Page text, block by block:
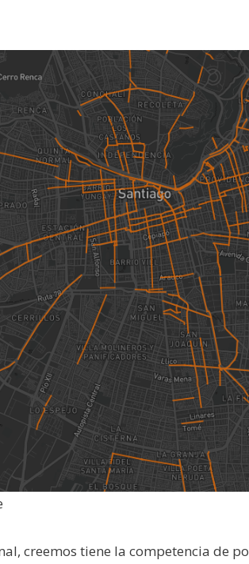
creemos tiene la competencia de